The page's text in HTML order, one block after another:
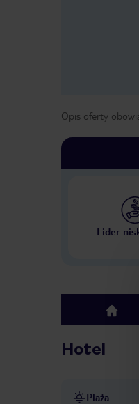
Opis oferty
Lider
top
Hotel
Plaża